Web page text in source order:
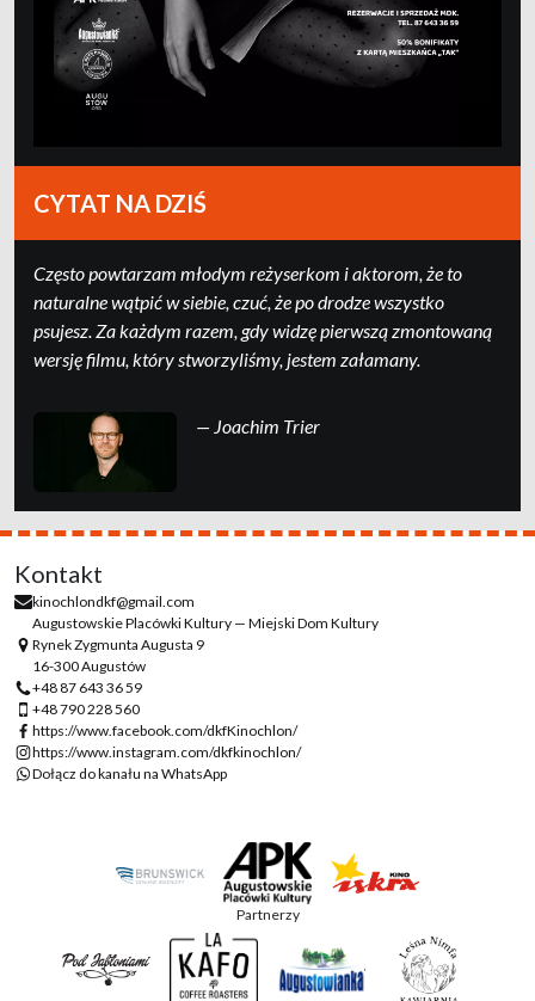
CYTAT NA DZIŚ
Często powtarzam młodym reżyserkom i aktorom, że to
naturalne wątpić w siebie, czuć, że po drodze wszystko
psujesz. Za każdym razem, gdy widzę pierwszą zmontowaną
wersję filmu, który stworzyliśmy, jestem załamany.
— Joachim Trier
Kontakt
kinochlondkf@gmail.com
Augustowskie Placówki Kultury — Miejski Dom Kultury
Rynek Zygmunta Augusta 9
16-300 Augustów
+48 87 643 36 59
+48 790 228 560
https://www.facebook.com/dkfKinochlon/
https://www.instagram.com/dkfkinochlon/
Dołącz do kanału na WhatsApp
Partnerzy